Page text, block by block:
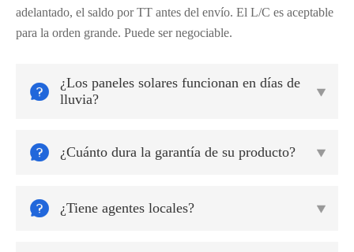
adelantado, el saldo por TT antes del envío. El L/C es aceptable
para la orden grande. Puede ser negociable.

¿Los paneles solares funcionan en días de
lluvia?

 ¿Cuánto dura la garantía de su producto? 
 ¿Tiene agentes locales? 